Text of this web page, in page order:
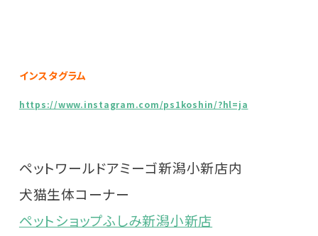
インスタグラム
https://www.instagram.com/ps1koshin/?hl=ja
ペットワールドアミーゴ新潟小新店内
犬猫生体コーナー
ペットショップふしみ新潟小新店